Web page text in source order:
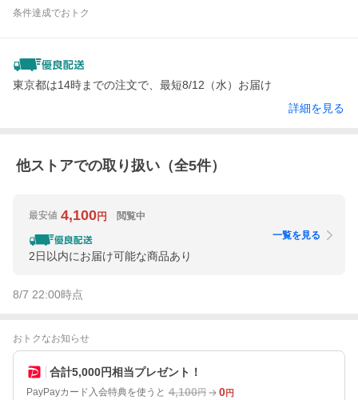
条件達成でおトク
東京都は14時までの注文で、最短8/12（水）お届け
詳細を見る
他ストアでの取り扱い（全5件）
最安値 4,100円 閲覧中
2日以内にお届け可能な商品あり
一覧を見る
8/7 22:00時点
おトクなお知らせ
合計5,000円相当プレゼント！
PayPayカード入会特典を使うと 4,100円 0円